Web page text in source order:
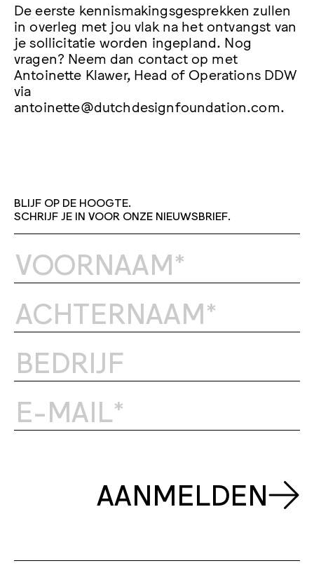
De eerste kennismakingsgesprekken zullen
in overleg met jou vlak na het ontvangst van
je sollicitatie worden ingepland. Nog
vragen? Neem dan contact op met
Antoinette Klawer, Head of Operations DDW
via
antoinette@dutchdesignfoundation.com.
BLIJF OP DE HOOGTE.
SCHRIJF JE IN VOOR ONZE NIEUWSBRIEF.
AANMELDEN